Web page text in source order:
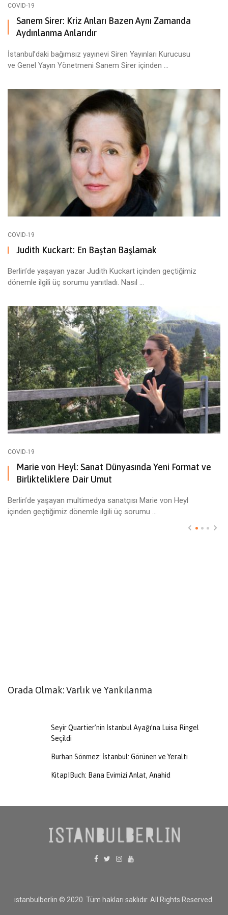
COVID-19
Sanem Sirer: Kriz Anları Bazen Aynı Zamanda
Aydınlanma Anlarıdır
İstanbul’daki bağımsız yayınevi Siren Yayınları Kurucusu
ve Genel Yayın Yönetmeni Sanem Sirer içinden ...
COVID-19
Judith Kuckart: En Baştan Başlamak
Berlin’de yaşayan yazar Judith Kuckart içinden geçtiğimiz
dönemle ilgili üç sorumu yanıtladı. Nasıl ...
COVID-19
Marie von Heyl: Sanat Dünyasında Yeni Format ve
Birlikteliklere Dair Umut
Berlin’de yaşayan multimedya sanatçısı Marie von Heyl
içinden geçtiğimiz dönemle ilgili üç sorumu ...
Orada Olmak: Varlık ve Yankılanma
Seyir Quartier’nin İstanbul Ayağı’na Luisa Ringel
Seçildi
Burhan Sönmez: İstanbul: Görünen ve Yeraltı
KitapIBuch: Bana Evimizi Anlat, Anahid
istanbulberlin © 2020. Tüm hakları saklıdır. All Rights Reserved.